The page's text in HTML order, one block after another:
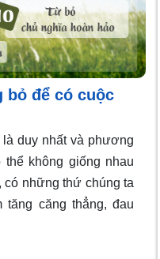
bỏ để có cuộc
duy nhất và phương
không giống nhau
có những thứ chúng ta
căng thẳng, đau